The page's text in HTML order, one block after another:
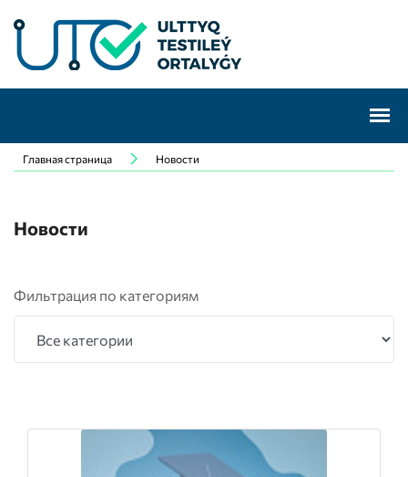
Главная страница Новости
Новости
Фильтрация по категориям